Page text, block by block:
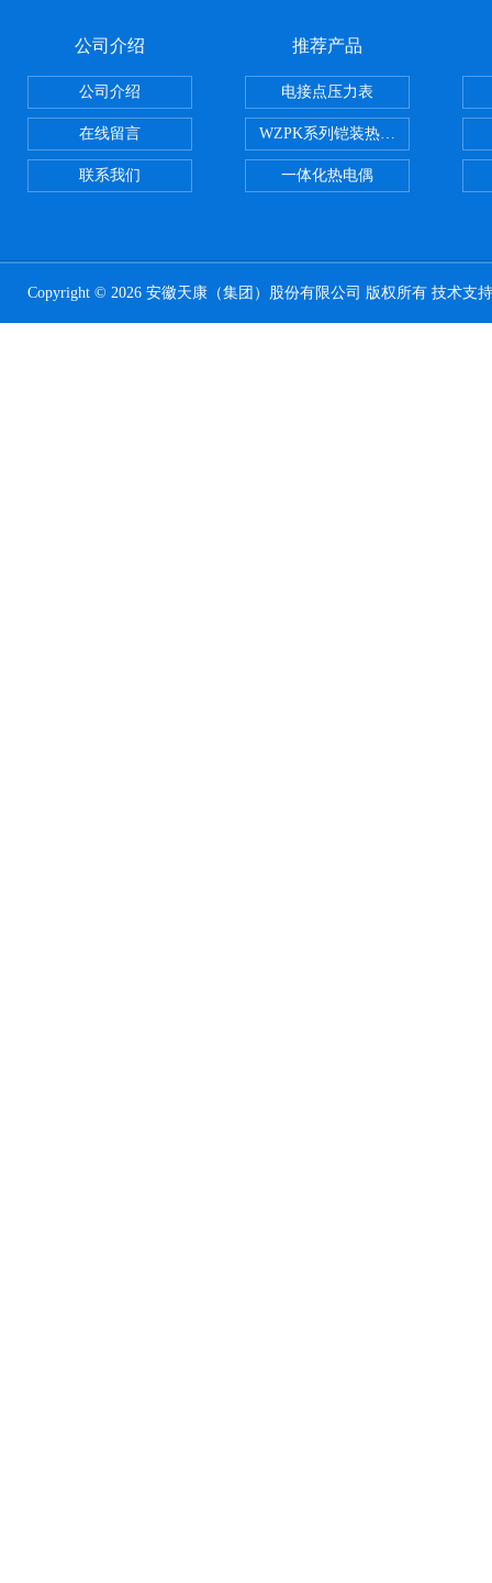
公司介绍
公司介绍
在线留言
联系我们
推荐产品
电接点压力表
WZPK系列铠装热电阻
一体化热电偶
Copyright © 2026 安徽天康（集团）股份有限公司 版权所有 技术支